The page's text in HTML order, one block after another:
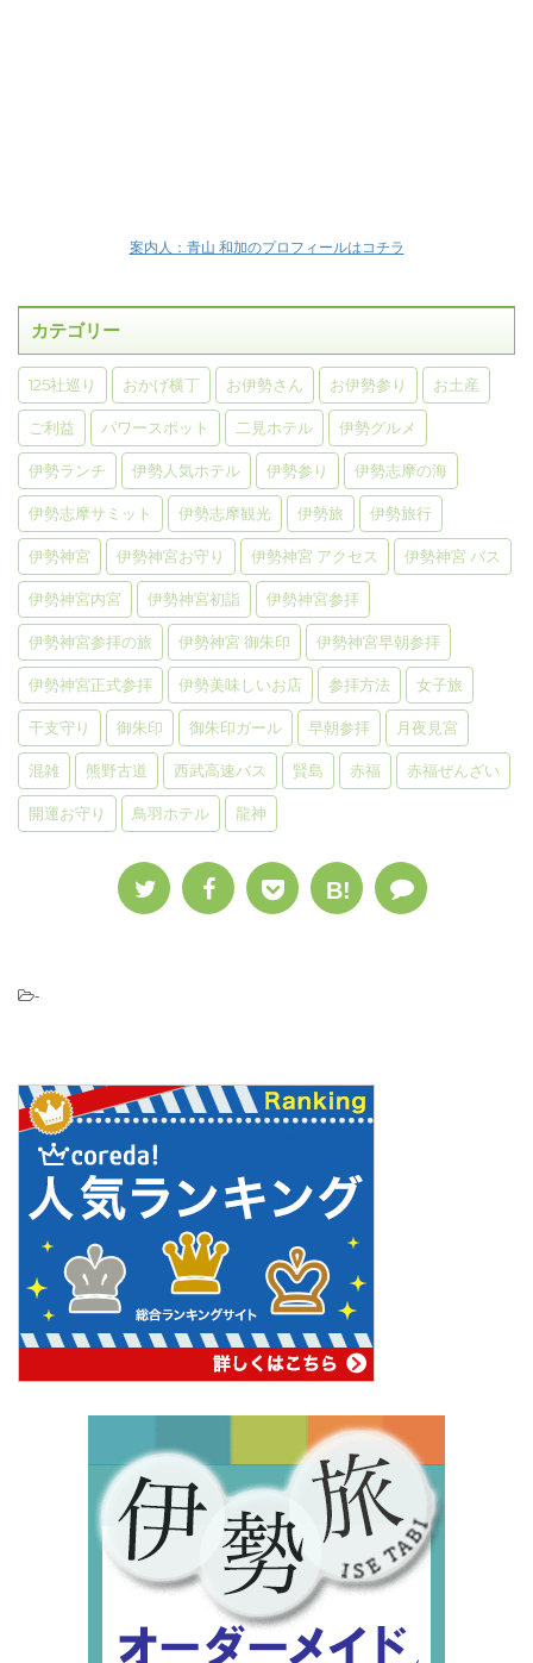
案内人：青山 和加のプロフィールはコチラ
カテゴリー
125社巡り おかげ横丁 お伊勢さん お伊勢参り お土産
ご利益 パワースポット 二見ホテル 伊勢グルメ
伊勢ランチ 伊勢人気ホテル 伊勢参り 伊勢志摩の海
伊勢志摩サミット 伊勢志摩観光 伊勢旅 伊勢旅行
伊勢神宮 伊勢神宮お守り 伊勢神宮 アクセス 伊勢神宮 バス
伊勢神宮内宮 伊勢神宮初詣 伊勢神宮参拝
伊勢神宮参拝の旅 伊勢神宮 御朱印 伊勢神宮早朝参拝
伊勢神宮正式参拝 伊勢美味しいお店 参拝方法 女子旅
干支守り 御朱印 御朱印ガール 早朝参拝 月夜見宮
混雑 熊野古道 西武高速バス 賢島 赤福 赤福ぜんざい
開運お守り 鳥羽ホテル 龍神
B!
-